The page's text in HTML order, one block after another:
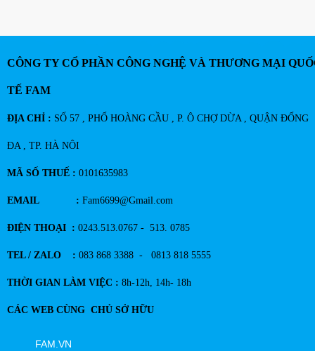
CÔNG TY CỔ PHẦN CÔNG NGHỆ VÀ THƯƠNG MẠI
TẾ FAM
ĐỊA CHỈ : SỐ 57 , PHỐ HOÀNG CẦU , P. Ô CHỢ DỪA , QUẬN ĐỐNG
ĐA , TP. HÀ NÔI
MÃ SỐ THUẾ : 0101635983
EMAIL : Fam6699@Gmail.com
ĐIỆN THOẠI : 0243.513.0767 - 513. 0785
TEL / ZALO : 083 868 3388 - 0813 818 5555
THỜI GIAN LÀM VIỆC : 8h-12h, 14h- 18h
CÁC WEB CÙNG CHỦ SỞ HỮU
FAM.VN